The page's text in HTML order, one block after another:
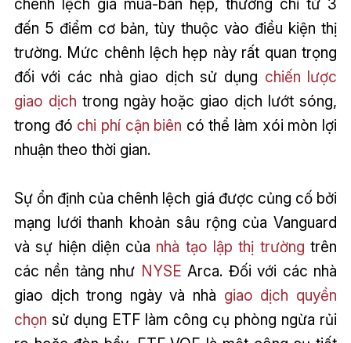
chênh lệch giá mua-bán hẹp, thường chỉ từ 3
đến 5 điểm cơ bản, tùy thuộc vào điều kiện thị
trường. Mức chênh lệch hẹp này rất quan trọng
đối với các nhà giao dịch sử dụng chiến lược
giao dịch trong ngày hoặc giao dịch lướt sóng,
trong đó chi phí cận biên có thể làm xói mòn lợi
nhuận theo thời gian.
Sự ổn định của chênh lệch giá được củng cố bởi
mạng lưới thanh khoản sâu rộng của Vanguard
và sự hiện diện của nhà tạo lập thị trường trên
các nền tảng như NYSE Arca. Đối với các nhà
giao dịch trong ngày và nhà giao dịch quyền
chọn sử dụng ETF làm công cụ phòng ngừa rủi